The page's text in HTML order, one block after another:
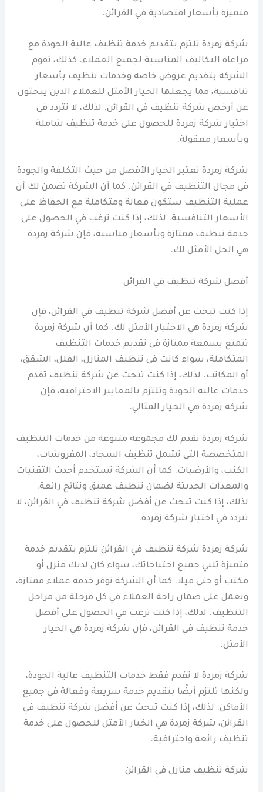
متميزة بأسعار اقتصادية في القرائن.
شركة زمردة تلتزم بتقديم خدمة تنظيف عالية الجودة مع
مراعاة التكاليف المناسبة لجميع العملاء. كذلك، تقوم
الشركة بتقديم عروض خاصة وخدمات تنظيف بأسعار
تنافسية، مما يجعلها الخيار الأمثل للعملاء الذين يبحثون
عن أرخص شركة تنظيف في القرائن. لذلك، لا تتردد في
اختيار شركة زمردة للحصول على خدمة تنظيف شاملة
وبأسعار معقولة.
شركة زمردة تعتبر الخيار الأفضل من حيث التكلفة والجودة
في مجال التنظيف في القرائن. كما أن الشركة تضمن لك أن
عملية التنظيف ستكون فعالة ومتكاملة مع الحفاظ على
الأسعار التنافسية. لذلك، إذا كنت ترغب في الحصول على
خدمة تنظيف ممتازة وبأسعار مناسبة، فإن شركة زمردة
هي الحل الأمثل لك.
أفضل شركة تنظيف في القرائن
إذا كنت تبحث عن أفضل شركة تنظيف في القرائن، فإن
شركة زمردة هي الاختيار الأمثل لك. كما أن شركة زمردة
تتمتع بسمعة ممتازة في تقديم خدمات التنظيف
المتكاملة، سواء كانت في تنظيف المنازل، الفلل، الشقق،
أو المكاتب. لذلك، إذا كنت تبحث عن شركة تنظيف تقدم
خدمات عالية الجودة وتلتزم بالمعايير الاحترافية، فإن
شركة زمردة هي الخيار المثالي.
شركة زمردة تقدم لك مجموعة متنوعة من خدمات التنظيف
المتخصصة التي تشمل تنظيف السجاد، المفروشات،
الكنب، والأرضيات. كما أن الشركة تستخدم أحدث التقنيات
والمعدات الحديثة لضمان تنظيف عميق ونتائج رائعة.
لذلك، إذا كنت تبحث عن أفضل شركة تنظيف في القرائن، لا
تتردد في اختيار شركة زمردة.
شركة زمردة شركة تنظيف في القرائن تلتزم بتقديم خدمة
متميزة تلبي جميع احتياجاتك، سواء كان لديك منزل أو
مكتب أو حتى فيلا. كما أن الشركة توفر خدمة عملاء ممتازة،
وتعمل على ضمان راحة العملاء في كل مرحلة من مراحل
التنظيف. لذلك، إذا كنت ترغب في الحصول على أفضل
خدمة تنظيف في القرائن، فإن شركة زمردة هي الخيار
الأمثل.
شركة زمردة لا تقدم فقط خدمات التنظيف عالية الجودة،
ولكنها تلتزم أيضًا بتقديم خدمة سريعة وفعالة في جميع
الأماكن. لذلك، إذا كنت تبحث عن أفضل شركة تنظيف في
القرائن، شركة زمردة هي الخيار الأمثل للحصول على خدمة
تنظيف رائعة واحترافية.
شركة تنظيف منازل في القرائن